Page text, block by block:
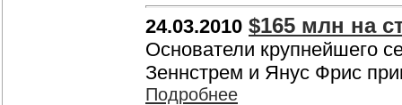
24.03.2010 $165 млн на
Основатели крупнейшего
Зеннстрем и Янус Фрис
Подробнее